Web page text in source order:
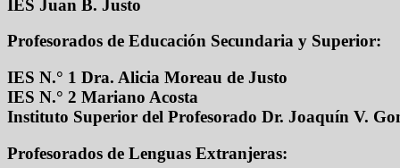
IES Juan B. Justo
Profesorados de Educación Secundaria y Superior:
IES N.° 1 Dra. Alicia Moreau de Justo
IES N.° 2 Mariano Acosta
Instituto Superior del Profesorado Dr. Joaquín V.
Profesorados de Lenguas Extranjeras: